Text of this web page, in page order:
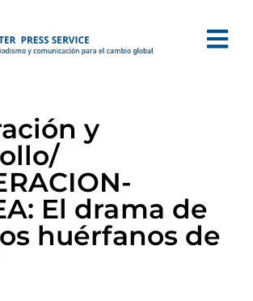
y
El drama de
huérfanos de